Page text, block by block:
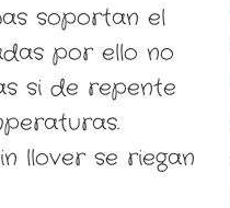
soportan el
por ello no
si de repente
llover se riegan